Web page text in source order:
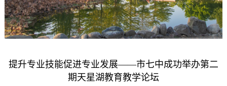
提升专业技能促进专业发展——市七中成功举办第二
期天星湖教育教学论坛